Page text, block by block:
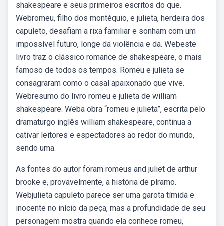
shakespeare e seus primeiros escritos do que.
Webromeu, filho dos montéquio, e julieta, herdeira dos
capuleto, desafiam a rixa familiar e sonham com um
impossível futuro, longe da violência e da. Webeste
livro traz o clássico romance de shakespeare, o mais
famoso de todos os tempos. Romeu e julieta se
consagraram como o casal apaixonado que vive.
Webresumo do livro romeu e julieta de william
shakespeare. Weba obra “romeu e julieta”, escrita pelo
dramaturgo inglês william shakespeare, continua a
cativar leitores e espectadores ao redor do mundo,
sendo uma.
As fontes do autor foram romeus and juliet de arthur
brooke e, provavelmente, a história de píramo.
Webjulieta capuleto parece ser uma garota tímida e
inocente no início da peça, mas a profundidade de seu
personagem mostra quando ela conhece romeu,